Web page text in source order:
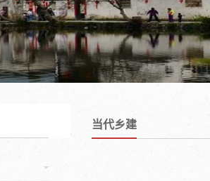
当代乡建